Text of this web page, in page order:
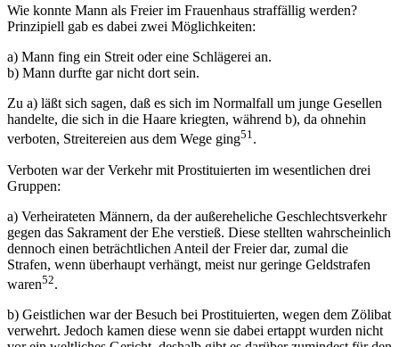
Wie konnte Mann als Freier im Frauenhaus straffällig werden?
Prinzipiell gab es dabei zwei Möglichkeiten:
a) Mann fing ein Streit oder eine Schlägerei an.
b) Mann durfte gar nicht dort sein.
Zu a) läßt sich sagen, daß es sich im Normalfall um junge Gesellen
handelte, die sich in die Haare kriegten, während b), da ohnehin
verboten, Streitereien aus dem Wege ging51.
Verboten war der Verkehr mit Prostituierten im wesentlichen drei
Gruppen:
a) Verheirateten Männern, da der außereheliche Geschlechtsverkehr
gegen das Sakrament der Ehe verstieß. Diese stellten wahrscheinlich
dennoch einen beträchtlichen Anteil der Freier dar, zumal die
Strafen, wenn überhaupt verhängt, meist nur geringe Geldstrafen
waren52.
b) Geistlichen war der Besuch bei Prostituierten, wegen dem Zölibat
verwehrt. Jedoch kamen diese wenn sie dabei ertappt wurden nicht